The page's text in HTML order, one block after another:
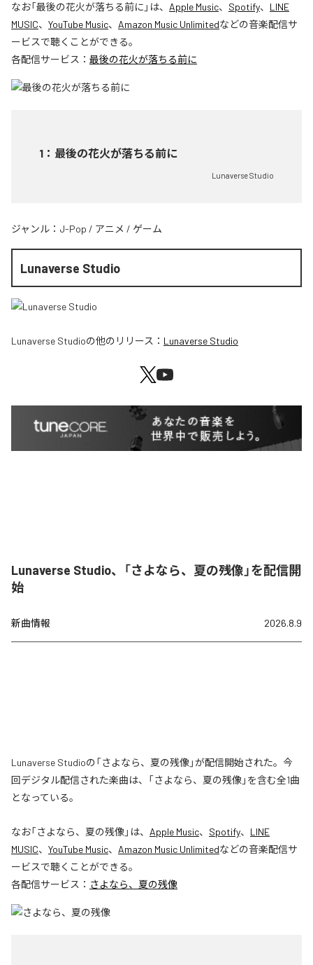
なお「最後の花火が落ちる前に 」は、 Apple Music、 Spotify、 LINE
MUSIC、 YouTube Music、 Amazon Music Unlimitedなどの音楽配信サ
ービスで聴くことができる。
各配信サービス： 最後の花火が落ちる前に
1 ： 最後の花火が落ちる前に
Lunaverse Studio
ジャンル： J-Pop / アニメ / ゲーム
Lunaverse Studio
Lunaverse Studioの他のリリース： Lunaverse Studio
Lunaverse Studio、「さよなら、夏の残像」を配信開
始
新曲情報 2026.8.9
Lunaverse Studioの「さよなら、夏の残像」が配信開始された。今
回デジタル配信された楽曲は、「さよなら、夏の残像」を含む全1曲
となっている。
なお「さよなら、夏の残像」は、 Apple Music、 Spotify、 LINE
MUSIC、 YouTube Music、 Amazon Music Unlimitedなどの音楽配信サ
ービスで聴くことができる。
各配信サービス： さよなら、夏の残像